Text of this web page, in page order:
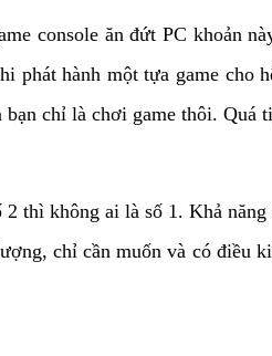
console ăn đứt PC khoản
phát hành một tựa game cho
bạn chỉ là chơi game thôi. Quá
thì không ai là số 1. Khả
chỉ cần muốn và có điều